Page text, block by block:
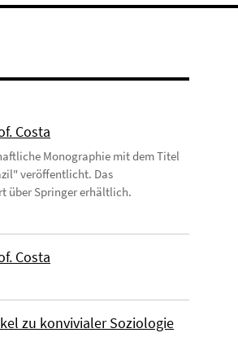
Costa
Monographie mit dem Titel
veröffentlicht. Das
über Springer erhältlich.
Costa
zu konvivialer Soziologie